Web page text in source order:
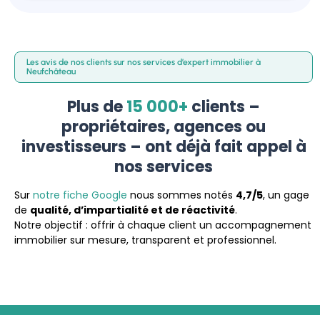
Les avis de nos clients sur nos services d’expert immobilier à
Neufchâteau
Plus de15 000+ clients –
propriétaires, agences ou
investisseurs – ont déjà fait appel à
nos services
Sur notre fiche Google nous sommes notés 4,7/5, un gage
de qualité, d’impartialité et de réactivité.
Notre objectif : offrir à chaque client un accompagnement
immobilier sur mesure, transparent et professionnel.